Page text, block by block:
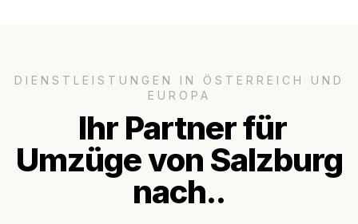
DIENSTLEISTUNGEN IN ÖSTERREICH UND
EUROPA
Ihr Partner für
Umzüge von Salzburg
nach..